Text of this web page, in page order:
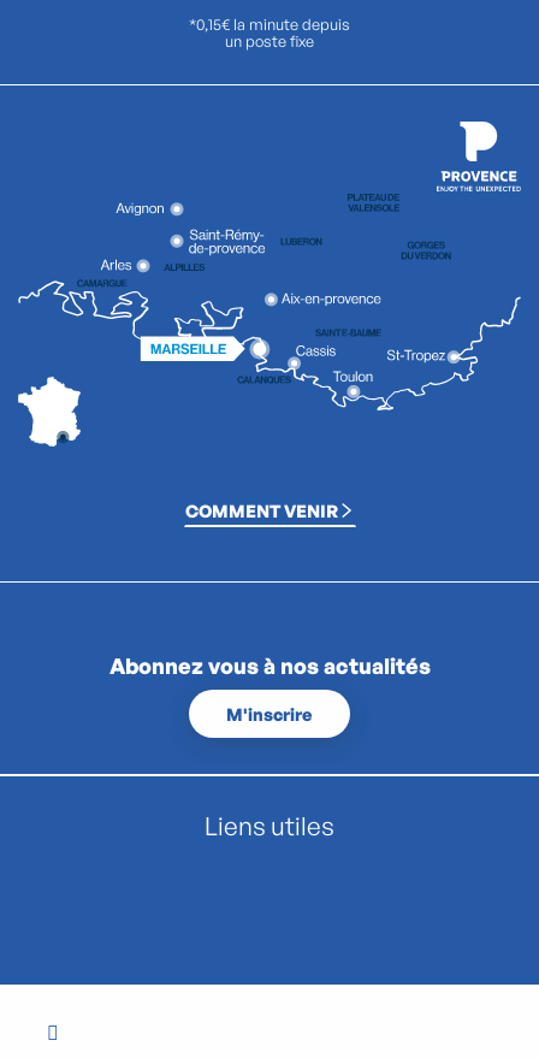
*0,15€ la minute depuis
un poste fixe
COMMENT VENIR
Abonnez vous à nos actualités
M'inscrire
Liens utiles